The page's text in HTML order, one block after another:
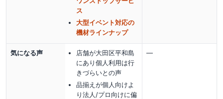
ス
大型イベント対応の
機材ラインナップ
気になる声
店舗が大田区平和島
にあり個人利用は行
きづらいとの声
品揃えが個人向けよ
り法人/プロ向けに偏
—